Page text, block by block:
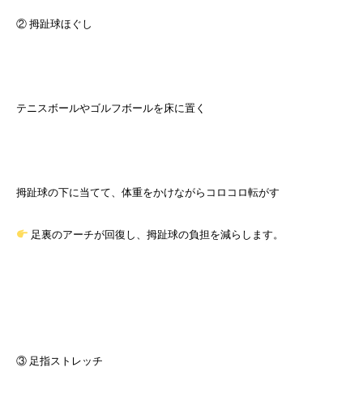
② 拇趾球ほぐし
テニスボールやゴルフボールを床に置く
拇趾球の下に当てて、体重をかけながらコロコロ転がす
足裏のアーチが回復し、拇趾球の負担を減らします。
③ 足指ストレッチ